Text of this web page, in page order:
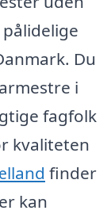
Du
i
fagfolk
kvaliteten
finder
kan